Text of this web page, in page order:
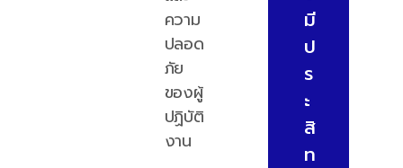
ความ
ปลอด
ภัย
ของผู้
ปฏิบัติ
งาน
มี
ป
ร
ะ
สิ
ท